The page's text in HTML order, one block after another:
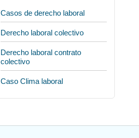
Casos de derecho laboral
Derecho laboral colectivo
Derecho laboral contrato
colectivo
Caso Clima laboral